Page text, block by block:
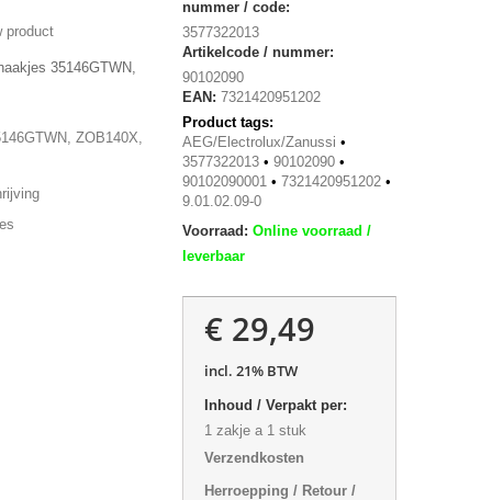
product
35146GTWN,
ZOB140X,
nummer / code:
3577322013
Artikelcode / nummer:
90102090
EAN: 7321420951202
Product tags:
AEG/Electrolux/Zanussi •
3577322013• 90102090•
90102090001 • 7321420951202•
9.01.02.09-0
Voorraad: Online voorraad /
leverbaar
€ 29,49
incl. 21% BTW
Inhoud / Verpakt per:
1 zakje a 1 stuk
Verzendkosten
Herroepping / Retour /